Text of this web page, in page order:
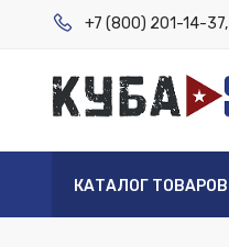
+7 (800) 201-14-37,
КАТАЛОГ ТОВАРОВ